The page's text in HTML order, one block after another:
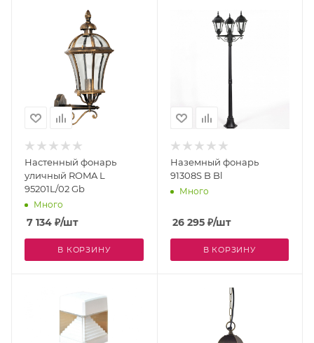
Настенный фонарь
уличный ROMA L
95201L/02 Gb
Много
7 134 ₽/шт
В КОРЗИНУ
Наземный фонарь
91308S B Bl
Много
26 295₽/шт
В КОРЗИНУ